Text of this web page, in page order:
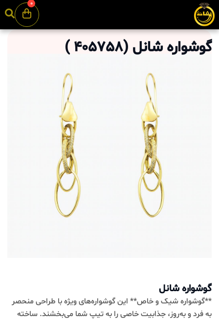
گوشواره شانل(
405758
)
گوشواره شانل
**گوشواره شیک و خاص** این گوشواره‌های ویژه با طراحی منحصر
به فرد و به‌روز، جذابیت خاصی را به تیپ شما می‌بخشند. ساخته